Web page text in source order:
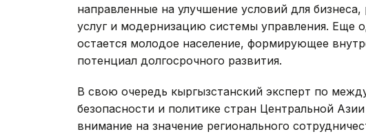
направленные на улучшение условий для
услуг и модернизацию системы управления. Еще
остается молодое население, формирующее
потенциал долгосрочного развития.
В свою очередь кыргызстанский эксперт по
безопасности и политике стран Центральной
внимание на значение регионального